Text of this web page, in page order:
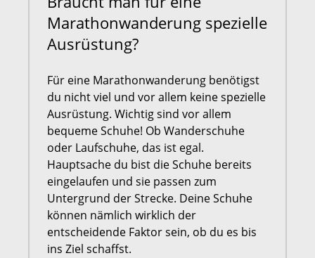
Marathonwanderung spezielle
Ausrüstung?
Für eine Marathonwanderung benötigst
du nicht viel und vor allem keine spezielle
Ausrüstung. Wichtig sind vor allem
bequeme Schuhe! Ob Wanderschuhe
oder Laufschuhe, das ist egal.
Hauptsache du bist die Schuhe bereits
eingelaufen und sie passen zum
Untergrund der Strecke. Deine Schuhe
können nämlich wirklich der
entscheidende Faktor sein, ob du es bis
ins Ziel schaffst.